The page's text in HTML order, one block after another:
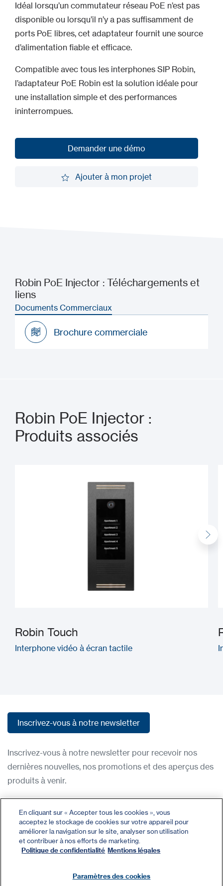
Idéal lorsqu’un commutateur réseau PoE n’est pas
disponible ou lorsqu’il n’y a pas suffisamment de
ports PoE libres, cet adaptateur fournit une source
d’alimentation fiable et efficace.
Compatible avec tous les interphones SIP Robin,
l’adaptateur PoE Robin est la solution idéale pour
une installation simple et des performances
ininterrompues.
Demander une démo
Ajouter à mon projet
Robin PoE Injector : Téléchargements et
liens
Documents Commerciaux
Brochure commerciale
Robin PoE Injector :
Produits associés
Robin Touch
Interphone vidéo à écran tactile
Inscrivez-vous à notre newsletter
Inscrivez-vous à notre newsletter pour recevoir nos
dernières nouvelles, nos promotions et des aperçus des
produits à venir.
Condititions d'utilisation
Politique de confidentialité
Nous contacter
Se connecter
En cliquant sur « Accepter tous les cookies », vous
acceptez le stockage de cookies sur votre appareil pour
améliorer la navigation sur le site, analyser son utilisation
et contribuer à nos efforts de marketing.
Politique de confidentialité Mentions légales
Paramètres des cookies